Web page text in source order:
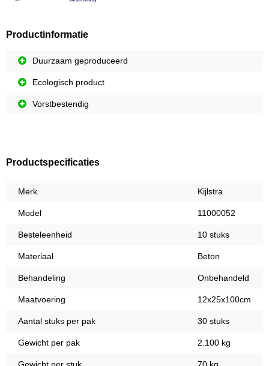
Productinformatie
Duurzaam geproduceerd
Ecologisch product
Vorstbestendig
Productspecificaties
Merk Kijlstra
Model 11000052
Besteleenheid 10 stuks
Materiaal Beton
Behandeling Onbehandeld
Maatvoering 12x25x100cm
Aantal stuks per pak 30 stuks
Gewicht per pak 2.100 kg